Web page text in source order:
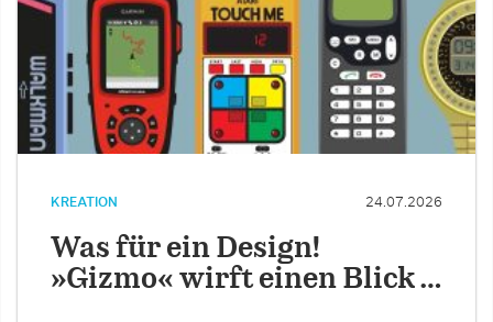
KREATION 24.07.2026
Was für ein Design!
»Gizmo« wirft einen Blick …